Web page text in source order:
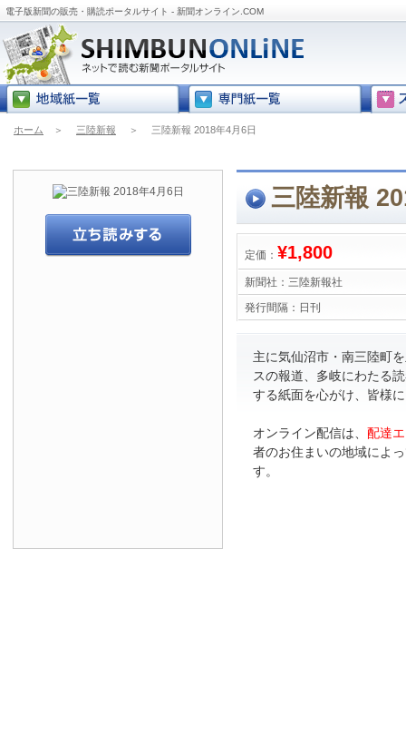
電子版新聞の販売・購読ポータルサイト - 新聞オンライン.COM
ホーム ＞ 三陸新報 ＞ 三陸新報 2018年4月6日
三陸新報
定価： ¥1,800
新聞社： 三陸新報社
発行間隔： 日刊
主に気仙沼市・南三陸町
スの報道、多岐にわたる
する紙面を心がけ、皆様
オンライン配信は、 配達
者のお住まいの地域によ
す。